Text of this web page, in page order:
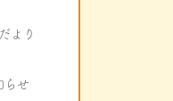
より
せ